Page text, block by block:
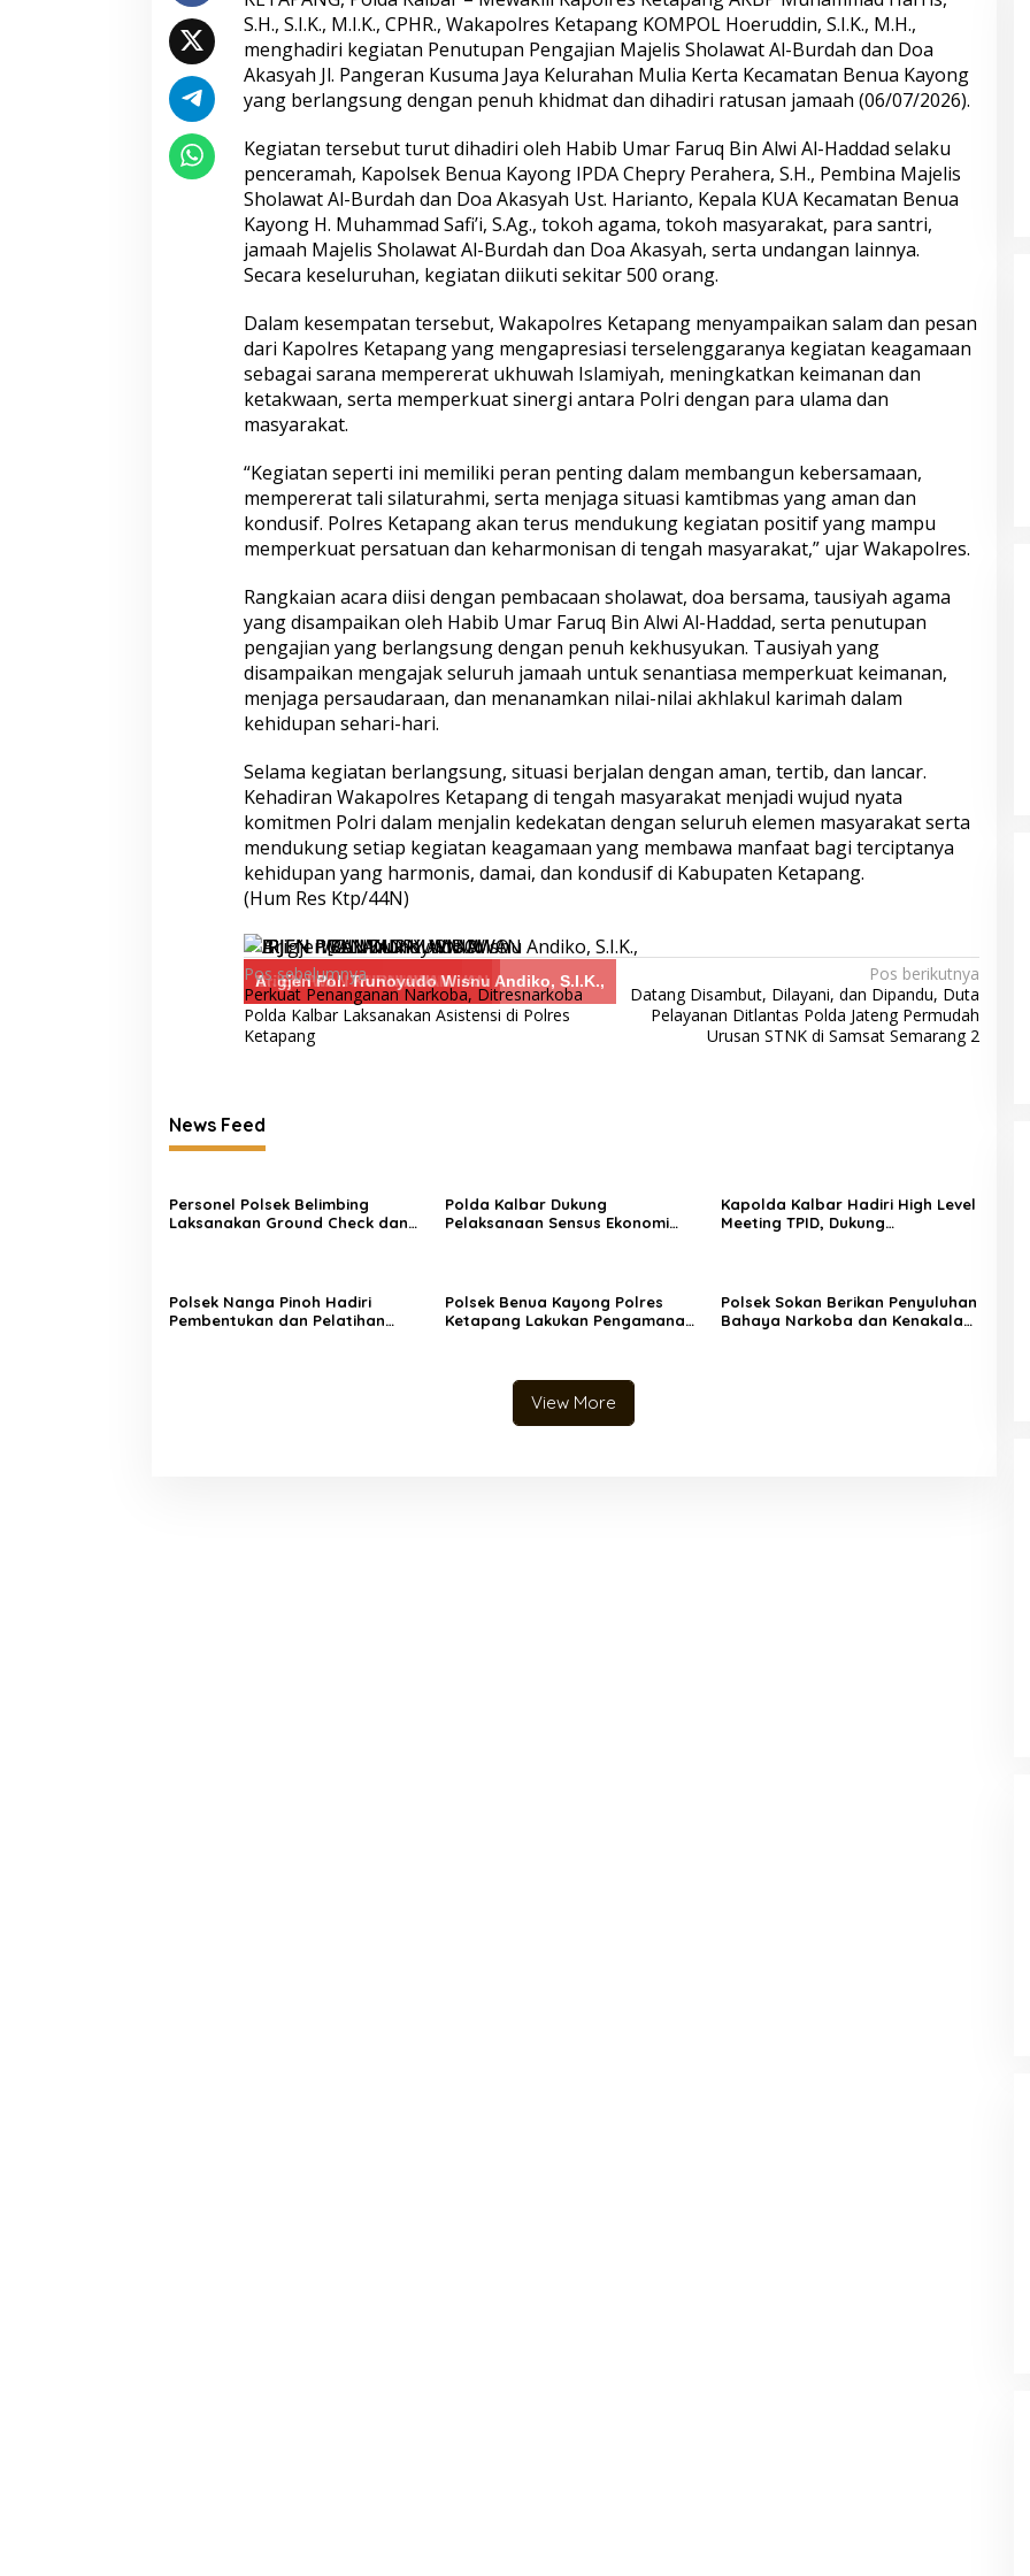
Masyarakat
S.H., S.I.K., M.I.K., CPHR., Wakapolres Ketapang KOMPOL Hoeruddin, S.I.K., M.H.,
menghadiri kegiatan Penutupan Pengajian Majelis Sholawat Al-Burdah dan Doa
Akasyah Jl. Pangeran Kusuma Jaya Kelurahan Mulia Kerta Kecamatan Benua Kayong
yang berlangsung dengan penuh khidmat dan dihadiri ratusan jamaah (06/07/2026).
Kegiatan tersebut turut dihadiri oleh Habib Umar Faruq Bin Alwi Al-Haddad selaku
penceramah, Kapolsek Benua Kayong IPDA Chepry Perahera, S.H., Pembina Majelis
Sholawat Al-Burdah dan Doa Akasyah Ust. Harianto, Kepala KUA Kecamatan Benua
Kayong H. Muhammad Safi’i, S.Ag., tokoh agama, tokoh masyarakat, para santri,
jamaah Majelis Sholawat Al-Burdah dan Doa Akasyah, serta undangan lainnya.
Secara keseluruhan, kegiatan diikuti sekitar 500 orang.
Dalam kesempatan tersebut, Wakapolres Ketapang menyampaikan salam dan pesan
dari Kapolres Ketapang yang mengapresiasi terselenggaranya kegiatan keagamaan
sebagai sarana mempererat ukhuwah Islamiyah, meningkatkan keimanan dan
ketakwaan, serta memperkuat sinergi antara Polri dengan para ulama dan
masyarakat.
“Kegiatan seperti ini memiliki peran penting dalam membangun kebersamaan,
mempererat tali silaturahmi, serta menjaga situasi kamtibmas yang aman dan
kondusif. Polres Ketapang akan terus mendukung kegiatan positif yang mampu
memperkuat persatuan dan keharmonisan di tengah masyarakat,” ujar Wakapolres.
Rangkaian acara diisi dengan pembacaan sholawat, doa bersama, tausiyah agama
yang disampaikan oleh Habib Umar Faruq Bin Alwi Al-Haddad, serta penutupan
pengajian yang berlangsung dengan penuh kekhusyukan. Tausiyah yang
disampaikan mengajak seluruh jamaah untuk senantiasa memperkuat keimanan,
menjaga persaudaraan, dan menanamkan nilai-nilai akhlakul karimah dalam
kehidupan sehari-hari.
Selama kegiatan berlangsung, situasi berjalan dengan aman, tertib, dan lancar.
Kehadiran Wakapolres Ketapang di tengah masyarakat menjadi wujud nyata
komitmen Polri dalam menjalin kedekatan dengan seluruh elemen masyarakat serta
mendukung setiap kegiatan keagamaan yang membawa manfaat bagi terciptanya
kehidupan yang harmonis, damai, dan kondusif di Kabupaten Ketapang.
(Hum Res Ktp/44N)
IRJEN P SANDI
IRJEN P[OL ANDRY WIBOWO
IRJEN POL IWAN KURNIAWAN
IRJEN IWAN KURNIAWAN
Brigjen Pol. Trunoyudo Wisnu Andiko, S.I.K.,
A
Navigasi
pos
Pos sebelumnya
Perkuat Penanganan Narkoba, Ditresnarkoba
Polda Kalbar Laksanakan Asistensi di Polres
Ketapang
Pos berikutnya
Datang Disambut, Dilayani, dan Dipandu, Duta
Pelayanan Ditlantas Polda Jateng Permudah
Urusan STNK di Samsat Semarang 2
News Feed
Personel Polsek Belimbing
Laksanakan Ground Check dan
Polda Kalbar Dukung
Pelaksanaan Sensus Ekonomi
Kapolda Kalbar Hadiri High Level
Meeting TPID, Dukung
Polsek Nanga Pinoh Hadiri
Pembentukan dan Pelatihan
Polsek Benua Kayong Polres
Ketapang Lakukan Pengamanan
Polsek Sokan Berikan Penyuluhan
Bahaya Narkoba dan Kenakalan
View More
Rekam Jejak Pengabdian dari
Aceh hingga Mabes Polri
to Campus
Hadapi Ancaman Love Scamming
Era Digital Polri Gelar Dialog
Wakapolri: Bergabungnya Irjen
Pol. Susilo Teguh Raharjo ke UBISA
Perkuat Jejaring Nasional Pusat
Studi Kepolisian
Polda Metro Jaya Kembalikan 67
Kendaraan kepada Pemilik yang
Sah
Satreskim Polres Tasikmalaya
Kota Ungkap Kasus Curanmor,
Satreskrim Polres Tasikmalaya
Kota Amankan 3 Pelaku Kasus
Sambut Hari Bhayangkara ke-80,
Puslitbang Polri Salurkan 1.000
Bogor
Bersajam, Polda Jateng Komitmen
Tindak Tegas Kelompok Remaja
Yang Resahkan Masyarakat
Datang Tanpa Khawatir, Pulang
Membawa Kepuasan! Pelayanan
Humanis Samsat Semarang 2 Siap
Melayani Anda
Momen Keakraban Kapolresta
Pati dan Ketua Bhayangkari Saat
Berbagi Ceria di TK Kemala
Bhayangkari